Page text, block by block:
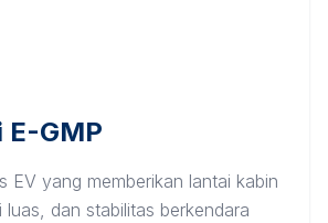
E-GMP
EV yang memberikan lantai kabin
luas, dan stabilitas berkendara